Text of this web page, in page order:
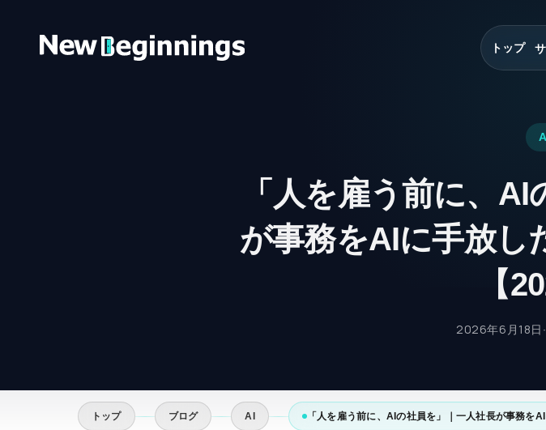
トップ
「人を雇う前に、
が事務をAIに手放し
【
2026年6月18日
トップ ブログ AI 「人を雇う前に、AIの社員を」｜一人社長が事務を